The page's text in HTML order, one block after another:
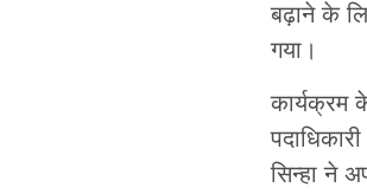
बढ़ाने के
गया।
कार्यक्रम
सिन्हा ने